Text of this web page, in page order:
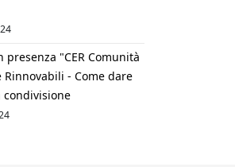
presenza "CER Comunità
Rinnovabili - Come dare